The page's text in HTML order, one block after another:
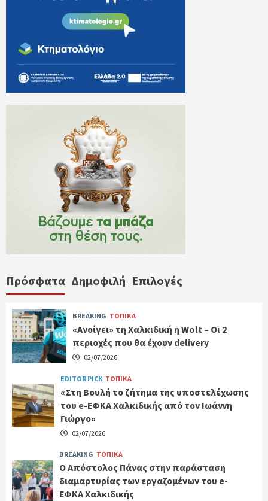
Πρόσφατα Δημοφιλή Επιλογές
BREAKING ΤΟΠΙΚΑ
«Ανοίγει» τη Χαλκιδική η Wolt – Οι 2
περιοχές που θα έχουν delivery
02/07/2026
EDITOR PICK ΤΟΠΙΚΑ
«Στη Βουλή το ζήτημα της υποστελέχωσης
του e-ΕΦΚΑ Χαλκιδικής από τον Ιωάννη
Γιώργο»
02/07/2026
BREAKING ΤΟΠΙΚΑ
Ο Απόστολος Πάνας στην παράσταση
διαμαρτυρίας των εργαζομένων του e-
ΕΦΚΑ Χαλκιδικής